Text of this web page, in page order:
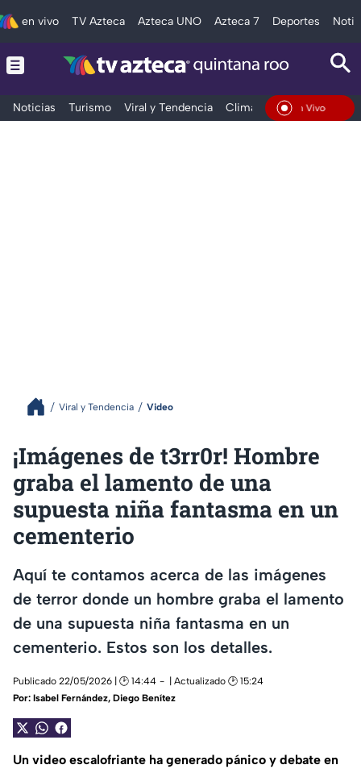
en vivo TV Azteca Azteca UNO Azteca 7 Deportes
Noticias Turismo Viral y Tendencia Clima Tráfico
En Vivo
Viral y Tendencia Video
¡Imágenes de t3rr0r! Hombre
graba el lamento de una
supuesta niña fantasma en un
cementerio
Aquí te contamos acerca de las imágenes
de terror donde un hombre graba el lamento
de una supuesta niña fantasma en un
cementerio. Estos son los detalles.
Publicado 22/05/2026 | 🕑 14:44
| Actualizado 🕑 15:24
Por: Isabel Fernández, Diego Benítez
Un video escalofriante ha generado pánico y debate en